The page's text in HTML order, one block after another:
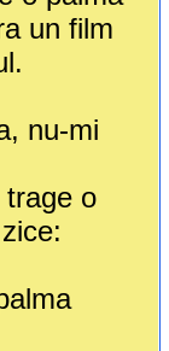
un film
nu-mi
trage o